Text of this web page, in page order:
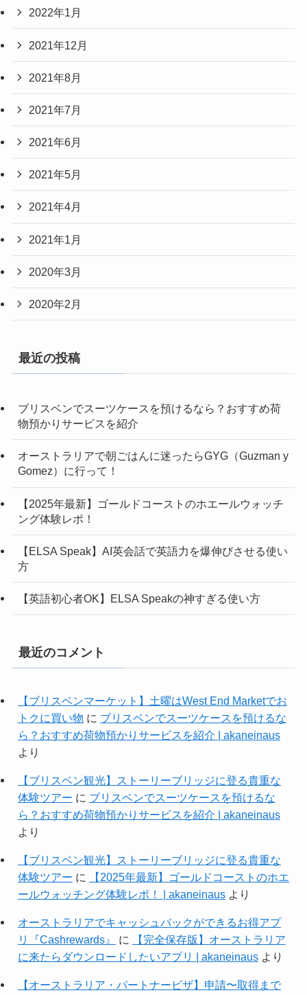
2022年1月
2021年12月
2021年8月
2021年7月
2021年6月
2021年5月
2021年4月
2021年1月
2020年3月
2020年2月
最近の投稿
ブリスベンでスーツケースを預けるなら？おすすめ荷
物預かりサービスを紹介
オーストラリアで朝ごはんに迷ったらGYG（Guzman y
Gomez）に行って！
【2025年最新】ゴールドコーストのホエールウォッチ
ング体験レポ！
【ELSA Speak】AI英会話で英語力を爆伸びさせる使い
方
【英語初心者OK】ELSA Speakの神すぎる使い方
最近のコメント
【ブリスベンマーケット】土曜はWest End Marketでお
トクに買い物 に ブリスベンでスーツケースを預けるな
ら？おすすめ荷物預かりサービスを紹介 | akaneinaus
より
【ブリスベン観光】ストーリーブリッジに登る貴重な
体験ツアー に ブリスベンでスーツケースを預けるな
ら？おすすめ荷物預かりサービスを紹介 | akaneinaus
より
【ブリスベン観光】ストーリーブリッジに登る貴重な
体験ツアー に
【2025年最新】ゴールドコーストのホエ
ールウォッチング体験レポ！ | akaneinausより
オーストラリアでキャッシュバックができるお得アプ
リ『Cashrewards』
に
【完全保存版】オーストラリア
に来たらダウンロードしたいアプリ | akaneinausより
【オーストラリア・パートナービザ】申請〜取得まで